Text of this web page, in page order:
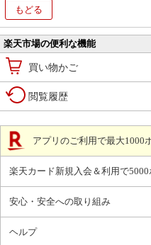
もどる
楽天市場の便利な機能
買い物かご
閲覧履歴
アプリのご利用で最大1000
楽天カード新規入会＆利用で5000
安心・安全への取り組み
ヘルプ